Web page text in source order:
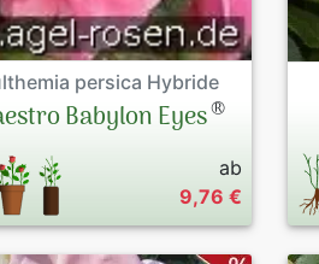
persica Hybride
Babylon Eyes®
ab
9,76 €